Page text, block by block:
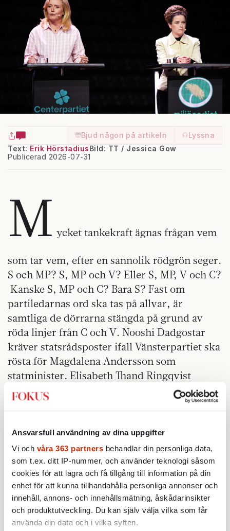
Ansvarsfull användning av dina uppgifter
Vi och våra 363 partners behandlar din personliga data,
som t.ex. ditt IP-nummer, och använder teknologi såsom
cookies för att lagra och få tillgång till information på din
enhet för att kunna tillhandahålla personliga annonser och
innehåll, annons- och innehållsmätning, åskådarinsikter
och produktutveckling. Du kan själv välja vilka som får
använda din data och i vilka syften.
Bjud någon på artikeln
Lyssna
Text: Erik Hörstadius
Publicerad 2026-07-31
Bild: TT / Jessica Gow
M ycket tankekraft ägnas frågan vem
som tar vem, efter en sannolik rödgrön seger.
S och MP? S, MP och V? Eller S, MP, V och C?
Kanske S, MP och C? Bara S? Fast om
partiledarnas ord ska tas på allvar, är
samtliga de dörrarna stängda på grund av
röda linjer från C och V. Nooshi Dadgostar
kräver statsrådsposter ifall Vänsterpartiet ska
rösta för Magdalena Andersson som
statminister. Elisabeth Thand Ringqvist
blockerar det ultimatumet ultimativt.
Kan det rentav bli en blocköverskridande
regering, innehållandes KD plus L, om
partiet mot förmodan klarar
riksdagsspärren? Magdalena Andersson har i
alla fall försökt inympa även det alternativet
som mental bild hos väljarna, genom sitt
ständiga prat om samarbete och breda
överenskommelser, “för Sveriges bästa”.